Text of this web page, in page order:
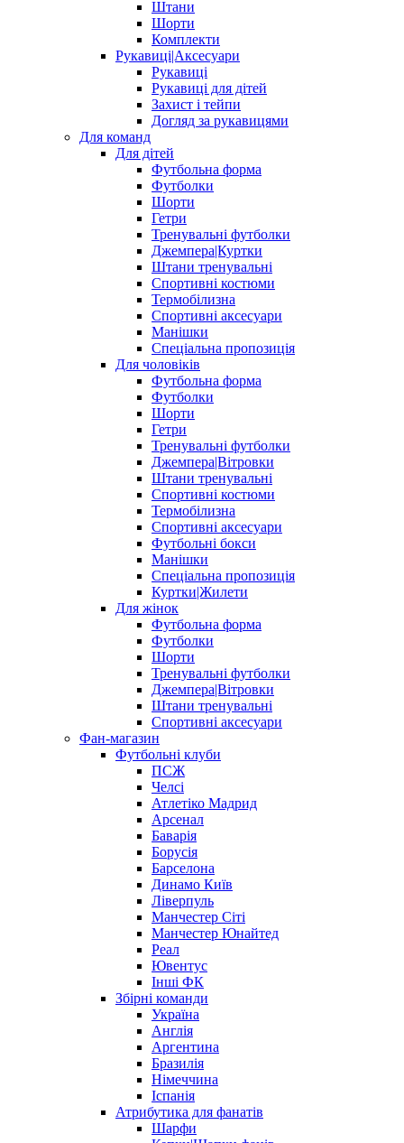
Штани
Шорти
Комплекти
Рукавиці|Аксесуари
Рукавиці
Рукавиці для дітей
Захист і тейпи
Догляд за рукавицями
Для команд
Для дітей
Футбольна форма
Футболки
Шорти
Гетри
Тренувальні футболки
Джемпера|Куртки
Штани тренувальні
Спортивні костюми
Термобілизна
Спортивні аксесуари
Манішки
Спеціальна пропозиція
Для чоловіків
Футбольна форма
Футболки
Шорти
Гетри
Тренувальні футболки
Джемпера|Вітровки
Штани тренувальні
Спортивні костюми
Термобілизна
Спортивні аксесуари
Футбольні бокси
Манішки
Спеціальна пропозиція
Куртки|Жилети
Для жінок
Футбольна форма
Футболки
Шорти
Тренувальні футболки
Джемпера|Вітровки
Штани тренувальні
Спортивні аксесуари
Фан-магазин
Футбольні клуби
ПСЖ
Челсі
Атлетіко Мадрид
Арсенал
Баварія
Борусія
Барселона
Динамо Київ
Ліверпуль
Манчестер Сіті
Манчестер Юнайтед
Реал
Ювентус
Інші ФК
Збірні команди
Україна
Англія
Аргентина
Бразилія
Німеччина
Іспанія
Атрибутика для фанатів
Шарфи